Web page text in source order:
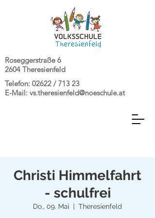
Telefon: 02622 / 713 23
E-Mail: vs.theresienfeld@noeschule.at
Roseggerstraße 6
2604 Theresienfeld
Christi Himmelfahrt
- schulfrei
Do., 09. Mai
  |
Theresienfeld